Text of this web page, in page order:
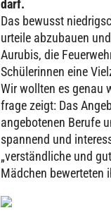
darf.
Das bewusst
ur­teile abzu­bauen
Aurubis, die
Schü­le­rin­nen eine
Wir wollten es genau
frage zeigt: Das
ange­bo­te­nen Berufe
spannend und
„ver­ständ­li­che und
Mädchen bewer­te­ten